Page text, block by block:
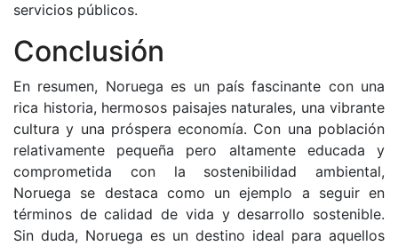
servicios públicos.
Conclusión
En resumen, Noruega es un país fascinante con una
rica historia, hermosos paisajes naturales, una vibrante
cultura y una próspera economía. Con una población
relativamente pequeña pero altamente educada y
comprometida con la sostenibilidad ambiental,
Noruega se destaca como un ejemplo a seguir en
términos de calidad de vida y desarrollo sostenible.
Sin duda, Noruega es un destino ideal para aquellos